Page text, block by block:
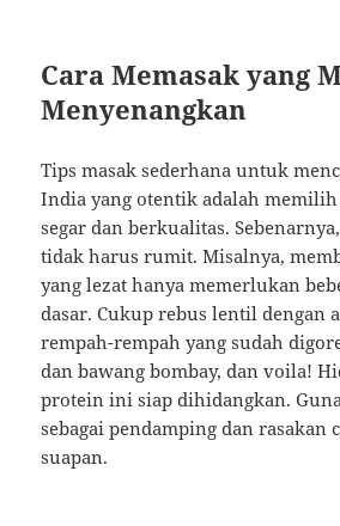
Cara Memasak yang
Menyenangkan
Tips masak sederhana untuk
India yang otentik adalah
segar dan berkualitas.
tidak harus rumit. Misalnya,
yang lezat hanya memerlukan
dasar. Cukup rebus lentil dengan
rempah-rempah yang sudah
dan bawang bombay, dan voila!
protein ini siap dihidangkan.
sebagai pendamping dan rasakan
suapan.